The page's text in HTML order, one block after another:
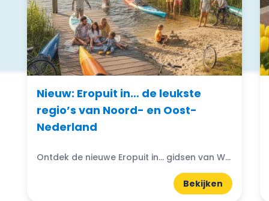
Nieuw: Eropuit in… de leukste
regio’s van Noord- en Oost-
Nederland
Ontdek de nieuwe Eropuit in... gidsen van WattedoenVandaag. Compacte A5-gidsen boordevol uitjes, natuur, horeca en tips uit de regio.
Bekijken